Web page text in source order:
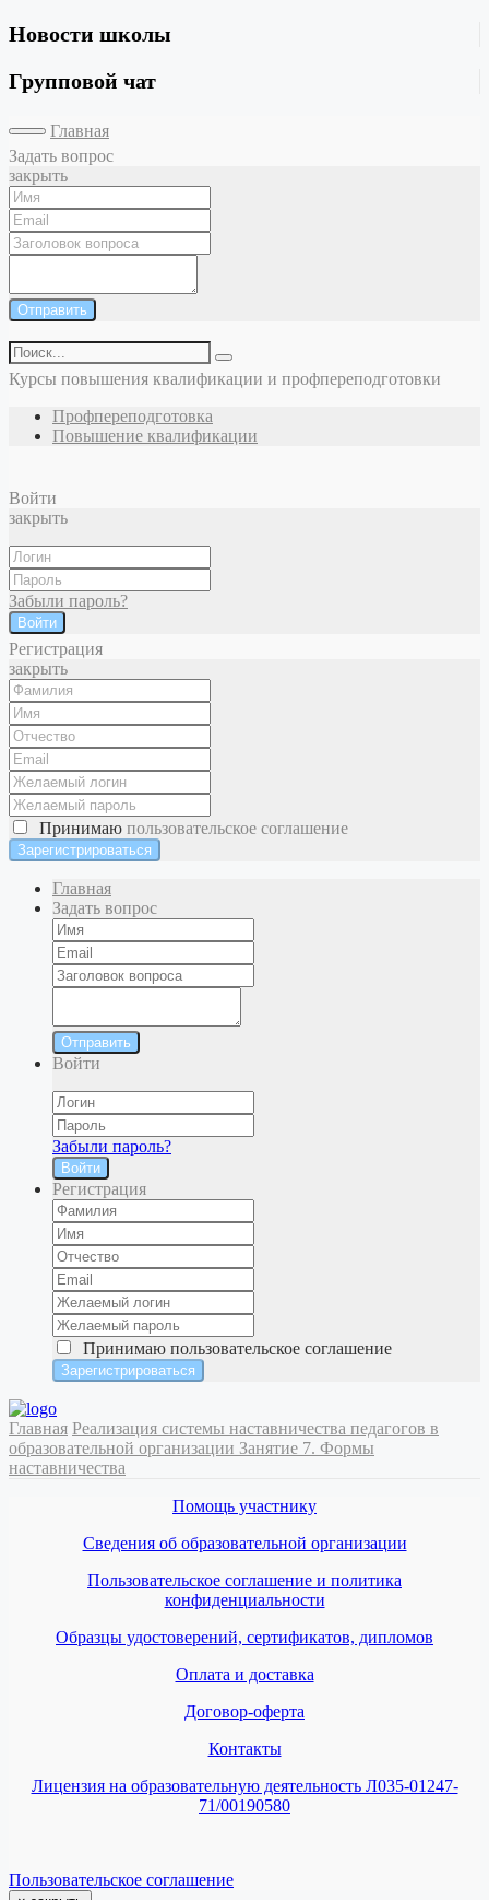
Новости школы
Групповой чат
Главная
Задать вопрос
закрыть
Отправить
Курсы повышения квалификации и профпереподготовки
Профпереподготовка
Повышение квалификации
Войти
закрыть
Забыли пароль?
Войти
Регистрация
закрыть
Принимаю пользовательское соглашение
Главная
Задать вопрос
Отправить
Войти
Забыли пароль?
Войти
Регистрация
Принимаю пользовательское соглашение
Главная Реализация системы наставничества педагогов в
образовательной организации Занятие 7. Формы
наставничества
Помощь участнику
Сведения об образовательной организации
Пользовательское соглашение и политика
конфиденциальности
Образцы удостоверений, сертификатов, дипломов
Оплата и доставка
Договор-оферта
Контакты
Лицензия на образовательную деятельность Л035-01247-
71/00190580
Пользовательское соглашение